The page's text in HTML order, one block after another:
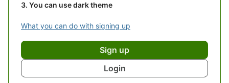
You can use dark theme
What you can do with signing up
Sign up
Login